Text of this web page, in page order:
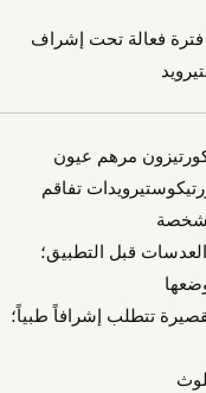
فترة فعالة تحت إشراف
مرهم عيون
تفاقم
قبل التطبيق؛
تتطلب إشرافاً طبياً؛